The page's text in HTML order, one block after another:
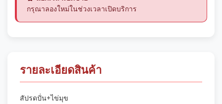
กรุณาลองใหม่ในช่วงเวลาเปิดบริการ
รายละเอียดสินค้า
สัปรดปั่น+ไข่มุข